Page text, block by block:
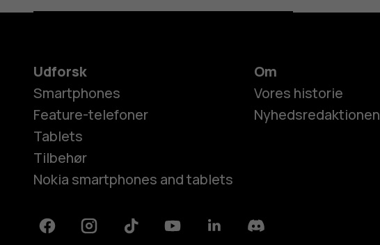
Udforsk
Smartphones
Feature-telefoner
Tablets
Tilbehør
Nokia smartphones and tablets
Om
Vores historie
Nyhedsredaktionen
FacebookInstagramTiktok YoutubeLinkedinDiscord